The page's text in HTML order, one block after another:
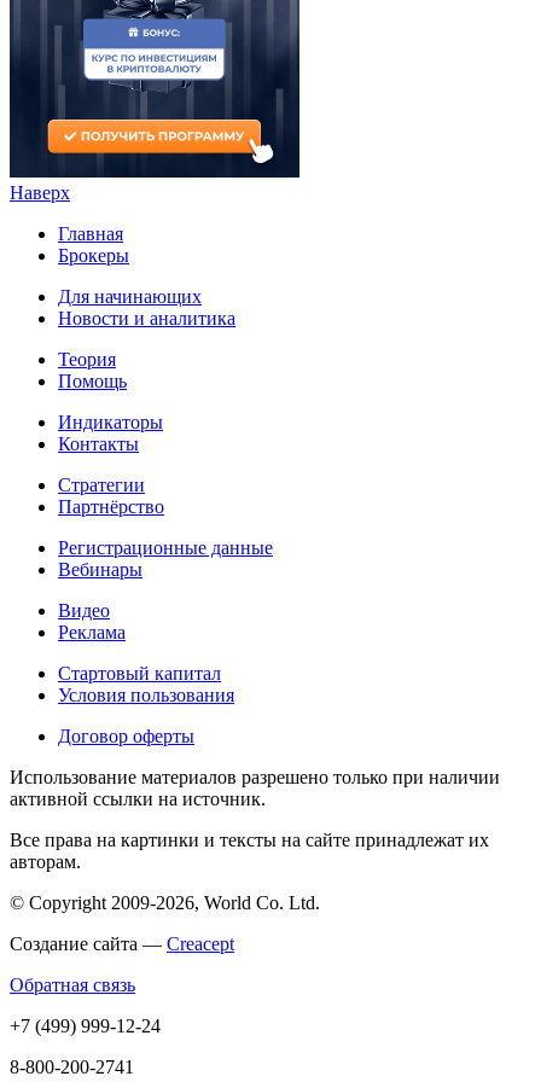
Наверх
Главная
Брокеры
Для начинающих
Новости и аналитика
Теория
Помощь
Индикаторы
Контакты
Стратегии
Партнёрство
Регистрационные данные
Вебинары
Видео
Реклама
Стартовый капитал
Условия пользования
Договор оферты
Использование материалов разрешено только при наличии
активной ссылки на источник.
Все права на картинки и тексты на сайте принадлежат их
авторам.
© Copyright 2009-2026, World Co. Ltd.
Создание сайта — Creacept
Обратная связь
+7 (499) 999-12-24
8-800-200-2741